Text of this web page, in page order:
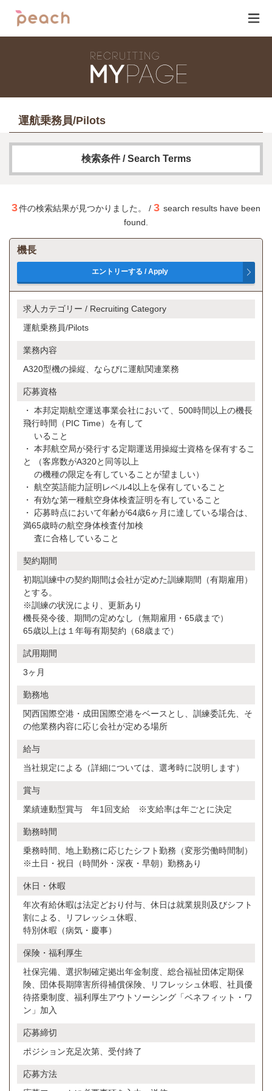
運航乗務員/Pilots
検索条件 / Search Terms
AND検索 / AND Search
3件の検索結果が見つかりました。 / 3 search results have been
found.
機長
求人カテゴリー / Recruiting Category
運航乗務員/Pilots
業務内容
A320型機の操縦、ならびに運航関連業務
応募資格
・ 本邦定期航空運送事業会社において、500時間以上の機長
飛行時間（PIC Time）を有して
いること
・ 本邦航空局が発行する定期運送用操縦士資格を保有するこ
と （客席数がA320と同等以上
の機種の限定を有していることが望ましい）
・ 航空英語能力証明レベル4以上を保有していること
・ 有効な第一種航空身体検査証明を有していること
・ 応募時点において年齢が64歳6ヶ月に達している場合は、
満65歳時の航空身体検査付加検
査に合格していること
契約期間
初期訓練中の契約期間は会社が定めた訓練期間（有期雇用）
とする。
※訓練の状況により、更新あり
機長発令後、期間の定めなし（無期雇用・65歳まで）
65歳以上は１年毎有期契約（68歳まで）
試用期間
3ヶ月
勤務地
関西国際空港・成田国際空港をベースとし、訓練委託先、そ
の他業務内容に応じ会社が定める場所
給与
当社規定による（詳細については、選考時に説明します）
賞与
業績連動型賞与 年1回支給 ※支給率は年ごとに決定
勤務時間
乗務時間、地上勤務に応じたシフト勤務（変形労働時間制）
※土日・祝日（時間外・深夜・早朝）勤務あり
休日・休暇
年次有給休暇は法定どおり付与、休日は就業規則及びシフト
割による、リフレッシュ休暇、
特別休暇（病気・慶事）
保険・福利厚生
社保完備、選択制確定拠出年金制度、総合福祉団体定期保
険、団体長期障害所得補償保険、リフレッシュ休暇、社員優
待搭乗制度、福利厚生アウトソーシング「ベネフィット・ワ
ン」加入
応募締切
ポジション充足次第、受付終了
応募方法